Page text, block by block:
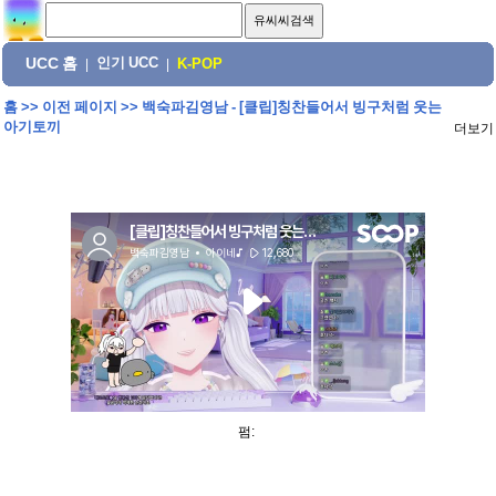
UCC 홈 인기 UCC K-POP
홈>> 이전 페이지 >> 백숙파김영남 - [클립]칭찬들어서 빙구처럼 웃는
아기토끼
더보기
펌: